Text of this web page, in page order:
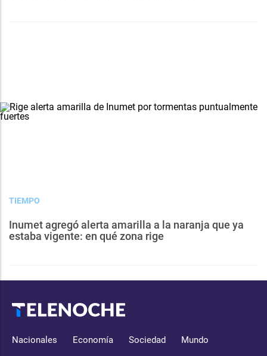
TIEMPO
Inumet agregó alerta amarilla a la naranja que ya
estaba vigente: en qué zona rige
Nacionales Economía Sociedad Mundo